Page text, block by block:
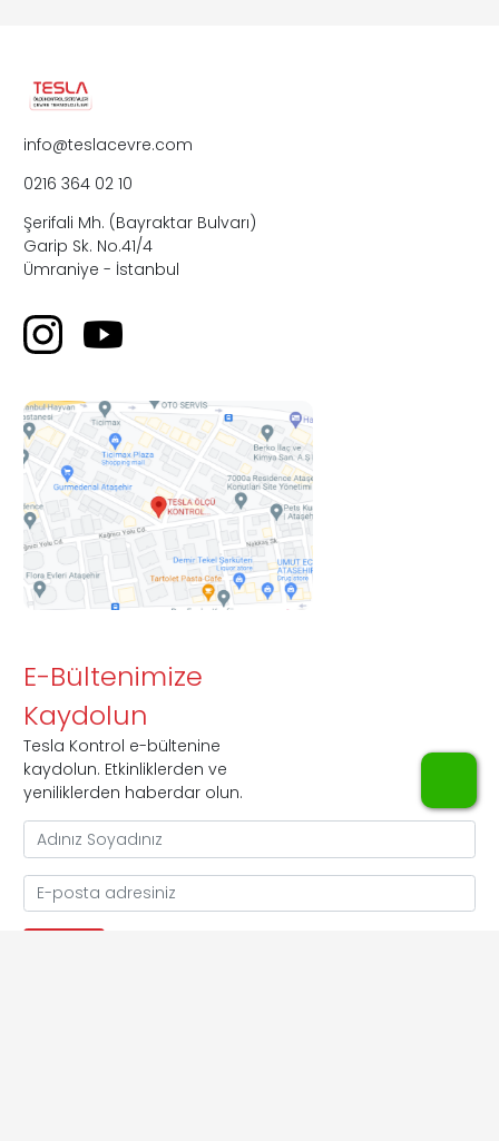
info@teslacevre.com
0216 364 02 10
Şerifali Mh. (Bayraktar Bulvarı)
Garip Sk. No.41/4
Ümraniye - İstanbul
E-Bültenimize
Kaydolun
Tesla Kontrol e-bültenine
kaydolun. Etkinliklerden ve
yeniliklerden haberdar olun.